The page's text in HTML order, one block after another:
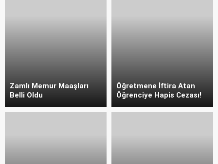
Zamlı Memur Maaşları
Belli Oldu
Öğretmene İftira Atan
Öğrenciye Hapis Cezası!